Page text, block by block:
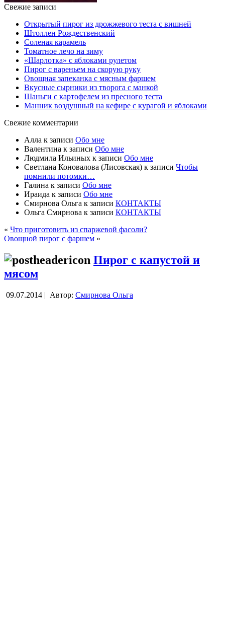
Свежие записи
Открытый пирог из дрожжевого теста с вишней
Штоллен Рождественский
Соленая карамель
Томатное лечо на зиму
«Шарлотка» с яблоками рулетом
Пирог с вареньем на скорую руку
Овощная запеканка с мясным фаршем
Вкусные сырники из творога с манкой
Шаньги с картофелем из пресного теста
Манник воздушный на кефире с курагой и яблоками
Свежие комментарии
Алла к записи Обо мне
Валентина к записи Обо мне
Людмила Ильиных к записи Обо мне
Светлана Коновалова (Лисовская) к записи Чтобы
помнили потомки…
Галина к записи Обо мне
Ираида к записи Обо мне
Смирнова Ольга к записи КОНТАКТЫ
Ольга Смирнова к записи КОНТАКТЫ
« Что приготовить из спаржевой фасоли?
Овощной пирог с фаршем »
Пирог с капустой и
мясом
09.07.2014 | Автор: Смирнова Ольга